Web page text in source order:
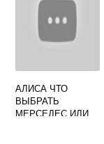
АЛИСА ЧТО
ВЫБРАТЬ
МЕРСЕДЕС ИЛИ